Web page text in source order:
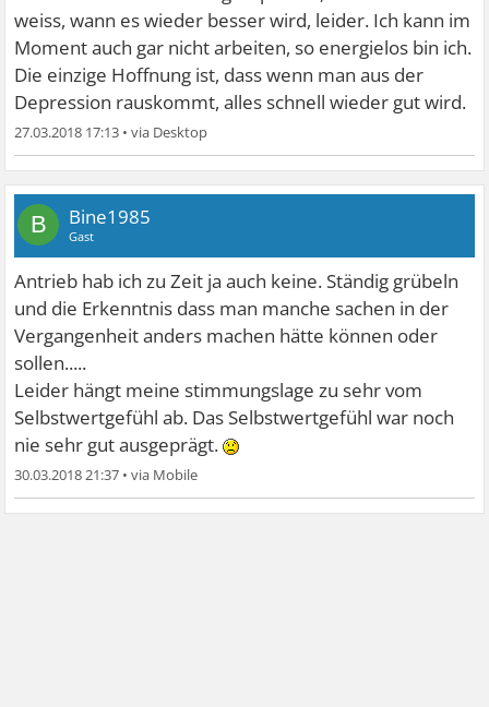
weiss, wann es wieder besser wird, leider. Ich kann im
Moment auch gar nicht arbeiten, so energielos bin ich.
Die einzige Hoffnung ist, dass wenn man aus der
Depression rauskommt, alles schnell wieder gut wird.
27.03.2018 17:13 •
B Bine1985
Gast
Antrieb hab ich zu Zeit ja auch keine. Ständig grübeln
und die Erkenntnis dass man manche sachen in der
Vergangenheit anders machen hätte können oder
sollen.....
Leider hängt meine stimmungslage zu sehr vom
Selbstwertgefühl ab. Das Selbstwertgefühl war noch
nie sehr gut ausgeprägt.
30.03.2018 21:37 •